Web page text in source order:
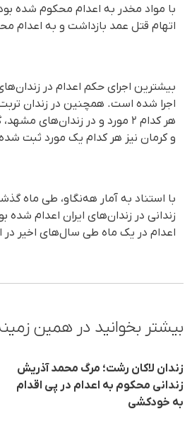
اتهام قتل عمد بازداشت و به اعدام
اجرا شده است. همچنین در زندان
هر کدام ۲ مورد و در زندان‌های
و کرمان نیز هر کدام یک مورد ثبت
زندانی در زندان‌های ایران اعدام شده
اعدام در یک ماه طی سال‌های اخیر در
بیشتر بخوانید در همین
زندان لاکان رشت؛ مرگ م‍حمد آذریش
زندانی م‍حکوم به اعدام در پی اقدام
به خودکشی